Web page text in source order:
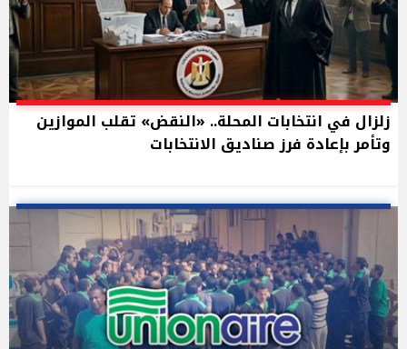
زلزال في انتخابات المحلة.. «النقض» تقلب الموازين
وتأمر بإعادة فرز صناديق الانتخابات